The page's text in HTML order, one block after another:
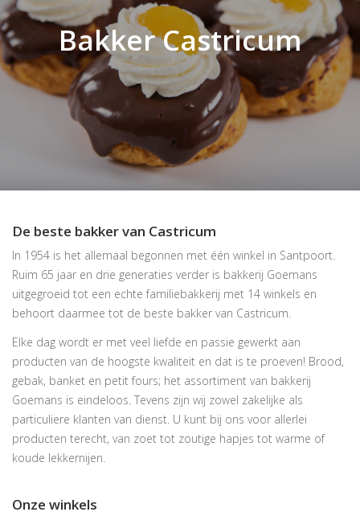
Bakker Castricum
De beste bakker van Castricum
In 1954 is het allemaal begonnen met één winkel in Santpoort.
Ruim 65 jaar en drie generaties verder is bakkerij Goemans
uitgegroeid tot een echte familiebakkerij met 14 winkels en
behoort daarmee tot de beste bakker van Castricum.
Elke dag wordt er met veel liefde en passie gewerkt aan
producten van de hoogste kwaliteit en dat is te proeven! Brood,
gebak, banket en petit fours; het assortiment van bakkerij
Goemans is eindeloos. Tevens zijn wij zowel zakelijke als
particuliere klanten van dienst. U kunt bij ons voor allerlei
producten terecht, van zoet tot zoutige hapjes tot warme of
koude lekkernijen.
Onze winkels